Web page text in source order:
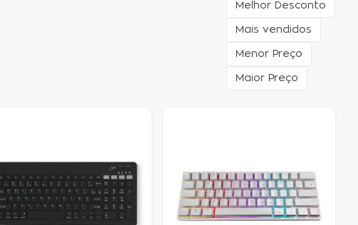
Melhor Desconto
Mais vendidos
Menor Preço
Maior Preço